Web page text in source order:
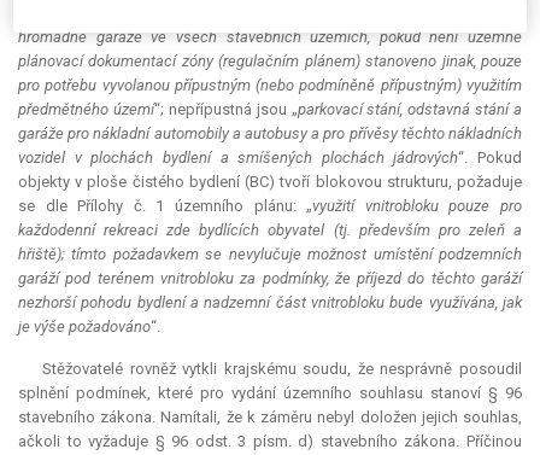
hromadné garáže ve všech stavebních územích, pokud není územně
plánovací dokumentací zóny (regulačním plánem) stanoveno jinak, pouze
pro potřebu vyvolanou přípustným (nebo podmíněně přípustným) využitím
předmětného území“; nepřípustná jsou „parkovací stání, odstavná stání a
garáže pro nákladní automobily a autobusy a pro přívěsy těchto nákladních
vozidel v plochách bydlení a smíšených plochách jádrových“. Pokud
objekty v ploše čistého bydlení (BC) tvoří blokovou strukturu, požaduje
se dle Přílohy č. 1 územního plánu: „využití vnitrobloku pouze pro
každodenní rekreaci zde bydlících obyvatel (tj. především pro zeleň a
hřiště); tímto požadavkem se nevylučuje možnost umístění podzemních
garáží pod terénem vnitrobloku za podmínky, že příjezd do těchto garáží
nezhorší pohodu bydlení a nadzemní část vnitrobloku bude využívána, jak
je výše požadováno“.
Stěžovatelé rovněž vytkli krajskému soudu, že nesprávně posoudil
splnění podmínek, které pro vydání územního souhlasu stanoví § 96
stavebního zákona. Namítali, že k záměru nebyl doložen jejich souhlas,
ačkoli to vyžaduje § 96 odst. 3 písm. d) stavebního zákona. Příčinou